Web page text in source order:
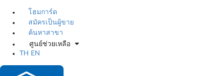
โฮมการ์ด
สมัครเป็นผู้ขาย
ค้นหาสาขา
ศูนย์ช่วยเหลือ
TH
EN